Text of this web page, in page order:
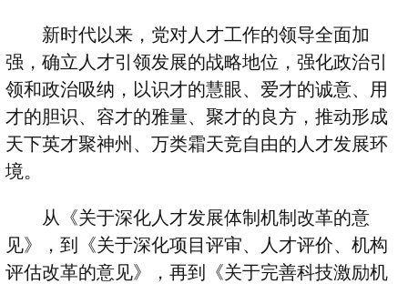
新时代以来，党对人才工作的领导全面加
强，确立人才引领发展的战略地位，强化政治引
领和政治吸纳，以识才的慧眼、爱才的诚意、用
才的胆识、容才的雅量、聚才的良方，推动形成
天下英才聚神州、万类霜天竞自由的人才发展环
境。
从《关于深化人才发展体制机制改革的意
见》，到《关于深化项目评审、人才评价、机构
评估改革的意见》，再到《关于完善科技激励机